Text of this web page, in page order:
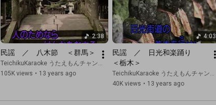
2:38
民謡　／　八木節　 ＜群馬＞
TeichikuKaraoke うたえもんチャンネル
105K views • 13 years ago
4:03
民謡　／　日光和楽踊り
＜栃木＞
TeichikuKaraoke うたえもんチャンネル
40K views • 13 years ago